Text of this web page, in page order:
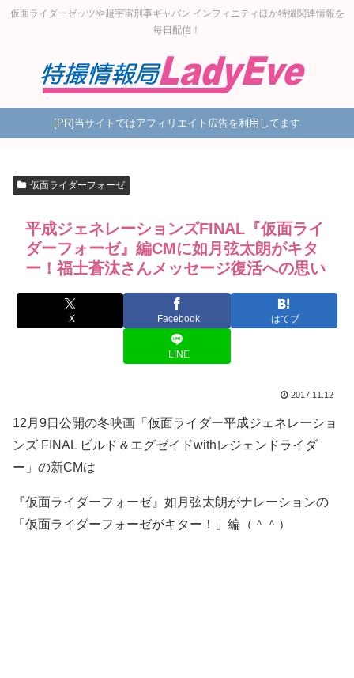
仮面ライダーゼッツや超宇宙刑事ギャバン インフィニティほか特撮関連情報を
毎日配信！
[PR]当サイトではアフィリエイト広告を利用してます
仮面ライダーフォーゼ
平成ジェネレーションズFINAL『仮面ライ
ダーフォーゼ』編CMに如月弦太朗がキタ
ー！福士蒼汰さんメッセージ復活への思い
X Facebook はてブ
LINE
2017.11.12
12月9日公開の冬映画「仮面ライダー平成ジェネレーショ
ンズ FINAL ビルド＆エグゼイドwithレジェンドライダ
ー」の新CMは
『仮面ライダーフォーゼ』如月弦太朗がナレーションの
「仮面ライダーフォーゼがキター！」編（＾＾）